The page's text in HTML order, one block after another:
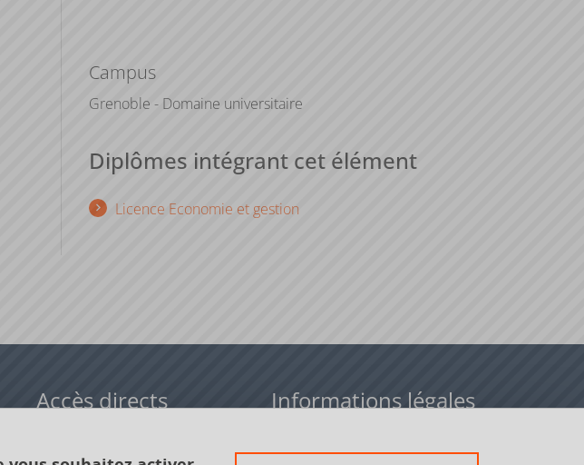
Campus
Grenoble - Domaine universitaire
Diplômes intégrant cet élément
Licence Economie et gestion
Accès directs Informations légales